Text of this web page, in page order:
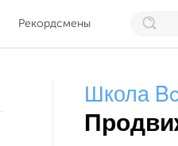
Рекордсмены
Школа